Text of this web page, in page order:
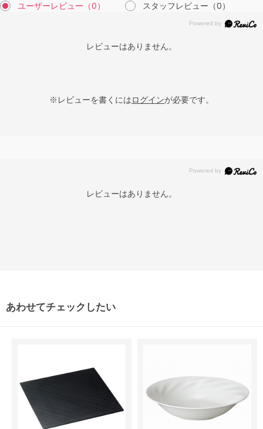
ユーザーレビュー （0） スタッフレビュー （0）
レビューはありません。
※レビューを書くにはログインが必要です。
レビューはありません。
あわせてチェックしたい